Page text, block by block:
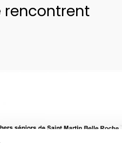
rencontrent